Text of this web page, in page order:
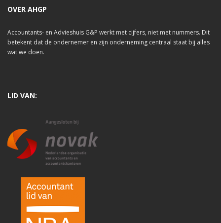
OVER AHGP
Accountants- en Advieshuis G&P werkt met cijfers, niet met nummers. Dit
betekent dat de ondernemer en zijn onderneming centraal staat bij alles
wat we doen.
LID VAN: